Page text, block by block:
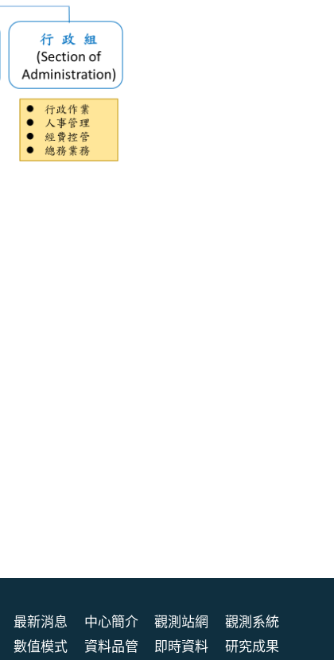
最新消息 中心簡介 觀測站網
觀測系統
數值模式
資料品管 即時資料 研究成果